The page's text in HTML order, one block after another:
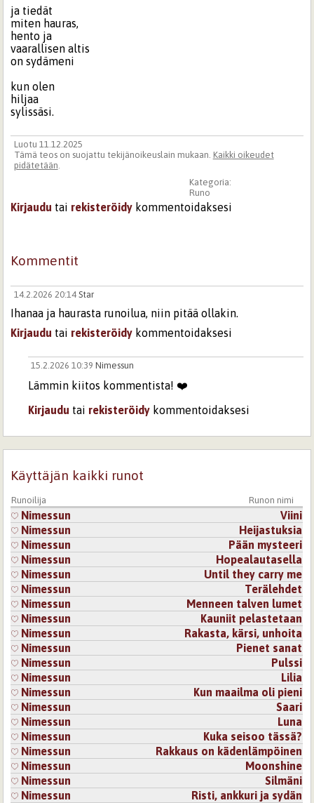
ja tiedät
miten hauras,
hento ja
vaarallisen altis
on sydämeni
kun olen
hiljaa
sylissäsi.
Luotu 11.12.2025
Tämä teos on suojattu tekijänoikeuslain mukaan. Kaikki oikeudet
pidätetään.
Kategoria:
Runo
Kirjaudu tai rekisteröidy kommentoidaksesi
Kommentit
14.2.2026 20:14 Star
Ihanaa ja haurasta runoilua, niin pitää ollakin.
Kirjaudu tai rekisteröidy kommentoidaksesi
15.2.2026 10:39Nimessun
Lämmin kiitos kommentista! ❤️
Kirjaudu tai rekisteröidy kommentoidaksesi
Sivut
Käyttäjän kaikki runot
Runoilija Runon nimi
Nimessun
Viini
Nimessun
Heijastuksia
Nimessun
Pään mysteeri
Nimessun
Hopealautasella
Nimessun
Until they carry me
Nimessun
Terälehdet
Nimessun
Menneen talven lumet
Nimessun
Kauniit pelastetaan
Nimessun
Rakasta, kärsi, unhoita
Nimessun
Pienet sanat
Nimessun
Pulssi
Nimessun
Lilia
Nimessun
Kun maailma oli pieni
Nimessun
Saari
Nimessun
Luna
Nimessun
Kuka seisoo tässä?
Nimessun
Rakkaus on kädenlämpöinen
Nimessun
Moonshine
Nimessun
Silmäni
Nimessun
Risti, ankkuri ja sydän